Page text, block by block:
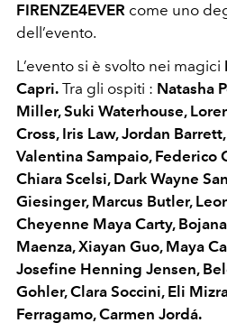
FIRENZE4EVER come uno
dell’evento.
L’evento si è svolto nei magici
Capri. Tra gli ospiti : Natasha
Miller, Suki Waterhouse,
Cross, Iris Law, Jordan
Valentina Sampaio, Federico
Chiara Scelsi, Dark Wayne
Giesinger, Marcus Butler,
Cheyenne Maya Carty,
Maenza, Xiayan Guo, Maya
Josefine Henning Jensen,
Gohler, Clara Soccini, Eli
Ferragamo, Carmen Jordá.